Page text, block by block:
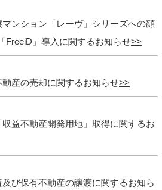
ンション「レーヴ」シリーズへの顔
FreeiD」導入に関するお知らせ
産の売却に関するお知らせ
益不動産開発用地」取得に関するお
び保有不動産の譲渡に関するお知ら